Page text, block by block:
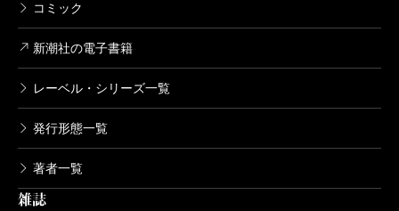
たりの姉にも）ずっと手製の服を着せていたそう
だし、料理も上手で（彼女はむしろ店屋物に憧れ
ていた）自家製のお菓子やケーキで育てたそう
だ。おおらかでしっかり者の良き日本の母のお手
本のような方だったと記憶している。
実際、伊藤さんはお母様から教わった料理、洗
濯、かたづけの数々を両「ニホヘト」本で披露し
ている。母の姿を見て子は育つ。明るく正しく美
コミック
新潮社の電子書籍
レーベル・シリーズ一覧
発行形態一覧
著者一覧
雑誌